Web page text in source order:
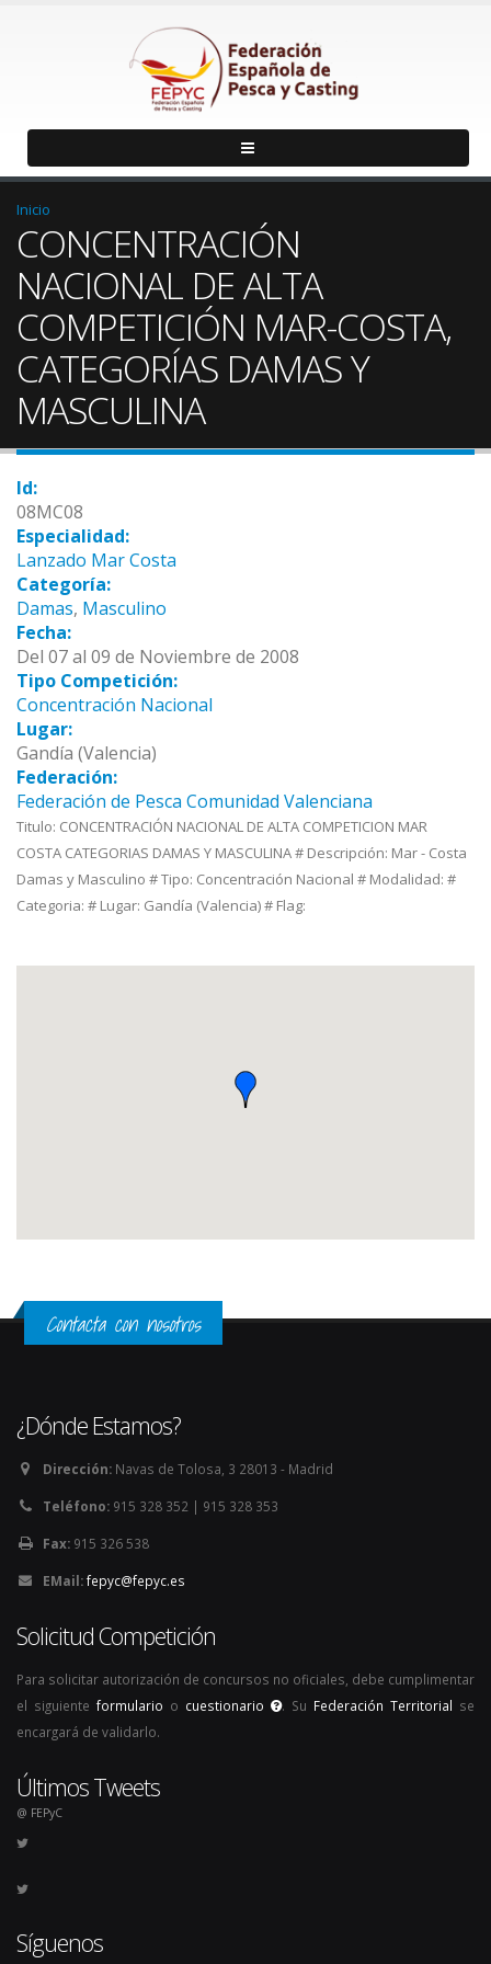
Inicio
CONCENTRACIÓN
NACIONAL DE ALTA
COMPETICIÓN MAR-COSTA,
CATEGORÍAS DAMAS Y
MASCULINA
Id:
08MC08
Especialidad:
Lanzado Mar Costa
Categoría:
Damas, Masculino
Fecha:
Del 07 al 09 de Noviembre de 2008
Tipo Competición:
Concentración Nacional
Lugar:
Gandía (Valencia)
Federación:
Federación de Pesca Comunidad Valenciana
Titulo: CONCENTRACIÓN NACIONAL DE ALTA COMPETICION MAR
COSTA CATEGORIAS DAMAS Y MASCULINA # Descripción: Mar - Costa
Damas y Masculino # Tipo: Concentración Nacional # Modalidad: #
Categoria: # Lugar: Gandía (Valencia) # Flag:
Contacta con nosotros
¿Dónde Estamos?
Dirección: Navas de Tolosa, 3 28013 - Madrid
Teléfono: 915 328 352 | 915 328 353
Fax: 915 326 538
EMail:fepyc@fepyc.es
Solicitud Competición
Para solicitar autorización de concursos no oficiales, debe cumplimentar
el siguiente formulario o cuestionario . Su Federación Territorial se
encargará de validarlo.
Últimos Tweets
@ FEPyC
Síguenos